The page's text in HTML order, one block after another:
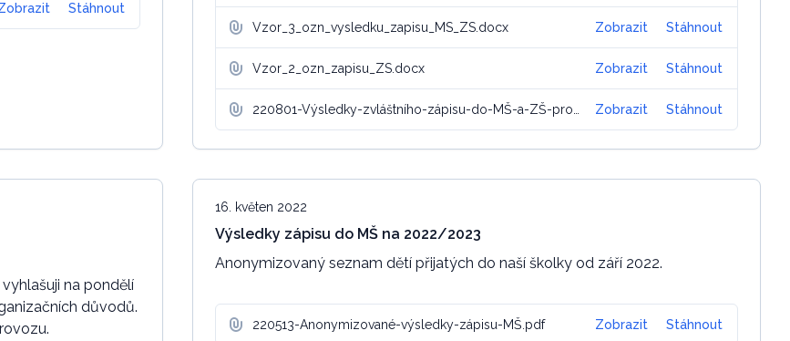
Stáhnout
Vzor_3_ozn_vysledku_zapisu_MS_ZS.docx Zobrazit Stáhnout
Vzor_2_ozn_zapisu_ZS.docx Zobrazit Stáhnout
Zobrazit Stáhnout
na pondělí
důvodů.
16. květen 2022
Výsledky zápisu do MŠ na 2022/2023
Anonymizovaný seznam dětí přijatých do naší školky od září 2022.
220513-Anonymizované-výsledky-zápisu-MŠ.pdf Zobrazit Stáhnout